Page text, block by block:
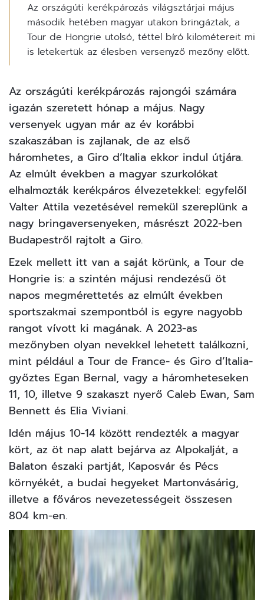
Az országúti kerékpározás világsztárjai május
második hetében magyar utakon bringáztak, a
Tour de Hongrie utolsó, téttel bíró kilométereit mi
is letekertük az élesben versenyző mezőny előtt.
Az országúti kerékpározás rajongói számára
igazán szeretett hónap a május. Nagy
versenyek ugyan már az év korábbi
szakaszában is zajlanak, de az első
háromhetes, a Giro d’Italia ekkor indul útjára.
Az elmúlt években a magyar szurkolókat
elhalmozták kerékpáros élvezetekkel: egyfelől
Valter Attila vezetésével remekül szereplünk a
nagy bringaversenyeken, másrészt 2022-ben
Budapestről rajtolt a Giro.
Ezek mellett itt van a saját körünk, a Tour de
Hongrie is: a szintén májusi rendezésű öt
napos megmérettetés az elmúlt években
sportszakmai szempontból is egyre nagyobb
rangot vívott ki magának. A 2023-as
mezőnyben olyan nevekkel lehetett találkozni,
mint például a Tour de France- és Giro d’Italia-
győztes Egan Bernal, vagy a háromheteseken
11, 10, illetve 9 szakaszt nyerő Caleb Ewan, Sam
Bennett és Elia Viviani.
Idén május 10-14 között rendezték a magyar
kört, az öt nap alatt bejárva az Alpokalját, a
Balaton északi partját, Kaposvár és Pécs
környékét, a budai hegyeket Martonvásárig,
illetve a főváros nevezetességeit összesen
804 km-en.